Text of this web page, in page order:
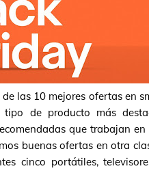
las 10 mejores ofertas en
de producto más
que trabajan en
buenas ofertas en otra
cinco portátiles,